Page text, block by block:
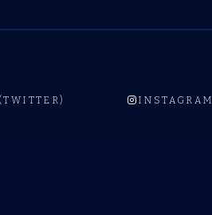
INSTAGRAM